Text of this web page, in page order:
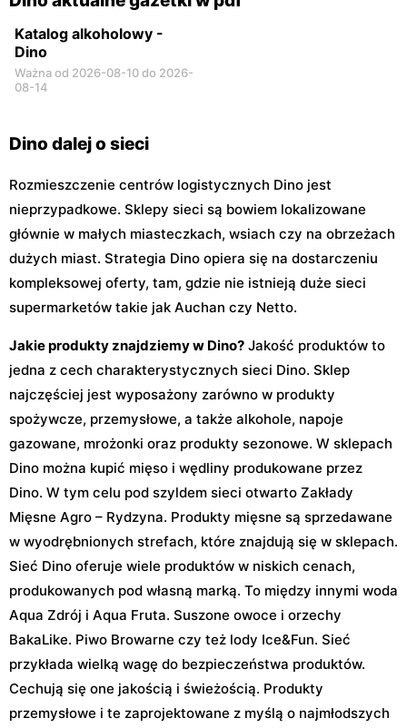
Katalog alkoholowy -
Dino
Ważna od 2026-08-10 do 2026-
08-14
Dino dalej o sieci
Rozmieszczenie centrów logistycznych Dino jest
nieprzypadkowe. Sklepy sieci są bowiem lokalizowane
głównie w małych miasteczkach, wsiach czy na obrzeżach
dużych miast. Strategia Dino opiera się na dostarczeniu
kompleksowej oferty, tam, gdzie nie istnieją duże sieci
supermarketów takie jak Auchan czy Netto.
Jakie produkty znajdziemy w Dino? Jakość produktów to
jedna z cech charakterystycznych sieci Dino. Sklep
najczęściej jest wyposażony zarówno w produkty
spożywcze, przemysłowe, a także alkohole, napoje
gazowane, mrożonki oraz produkty sezonowe. W sklepach
Dino można kupić mięso i wędliny produkowane przez
Dino. W tym celu pod szyldem sieci otwarto Zakłady
Mięsne Agro – Rydzyna. Produkty mięsne są sprzedawane
w wyodrębnionych strefach, które znajdują się w sklepach.
Sieć Dino oferuje wiele produktów w niskich cenach,
produkowanych pod własną marką. To między innymi woda
Aqua Zdrój i Aqua Fruta. Suszone owoce i orzechy
BakaLike. Piwo Browarne czy też lody Ice&Fun. Sieć
przykłada wielką wagę do bezpieczeństwa produktów.
Cechują się one jakością i świeżością. Produkty
przemysłowe i te zaprojektowane z myślą o najmłodszych